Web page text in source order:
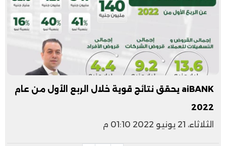
aiBANK يحقق نتائج قوية خلال الربع الأول من عام
2022
الثلاثاء، 21 يونيو 2022 01:10 م